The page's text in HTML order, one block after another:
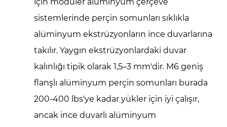
sistemlerinde perçin somunları sıklıkla
alüminyum ekstrüzyonların ince duvarlarına
takılır. Yaygın ekstrüzyonlardaki duvar
kalınlığı tipik olarak 1,5–3 mm'dir. M6 geniş
flanşlı alüminyum perçin somunları burada
200-400 lbs'ye kadar yükler için iyi çalışır,
ancak ince duvarlı alüminyum